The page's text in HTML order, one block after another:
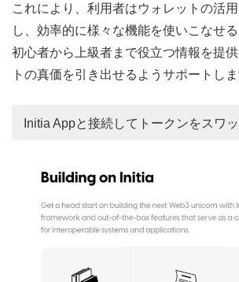
これにより、利用者はウォレットの活
し、効率的に様々な機能を使いこなせる
初心者から上級者まで役立つ情報を提
トの真価を引き出せるようサポートしま
Initia Appと接続してトークンをスワ